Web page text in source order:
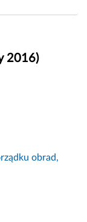
2016)
obrad,